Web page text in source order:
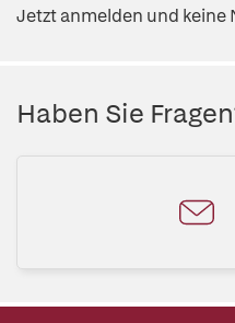
Jetzt anmelden und keine
Haben Sie